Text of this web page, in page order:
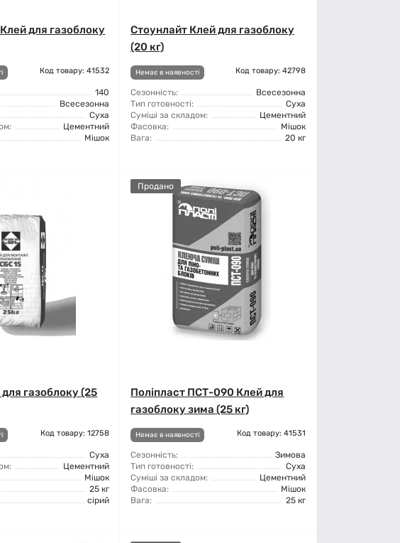
для газоблоку
Код товару: 41532
140
Всесезонна
Суха
Цементний
Мішок
Стоунлайт Клей для газоблоку
(20 кг)
Немає в наявності Код товару: 42798
Сезонність:
Всесезонна
Тип готовності:
Суха
Суміші за складом:
Цементний
Фасовка:
Мішок
Вага:
20 кг
газоблоку (25
Код товару: 12758
Суха
Цементний
Мішок
25 кг
сірий
Продано
Поліпласт ПСТ-090 Клей для
газоблоку зима (25 кг)
Немає в наявності Код товару: 41531
Сезонність:
Зимова
Тип готовності:
Суха
Суміші за складом:
Цементний
Фасовка:
Мішок
Вага:
25 кг